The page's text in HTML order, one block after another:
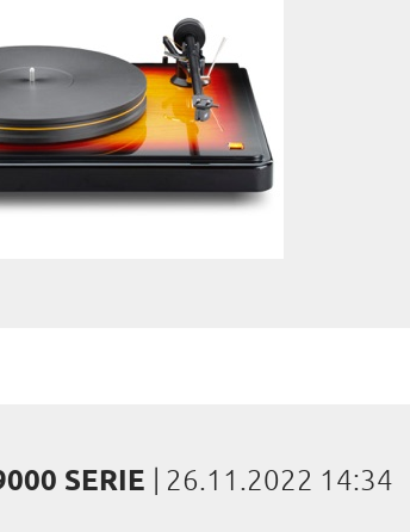
SERIE 26.11.2022 14:34